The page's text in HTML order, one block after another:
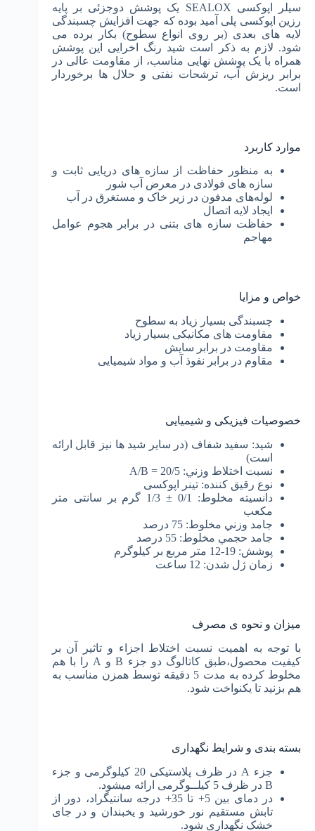
سیلر اپوکسی SEALOX یک پوشش دوجزئی بر پایه
رزین اپوکسی پلی آمید بوده که جهت افزایش چسبندگی
لایه های بعدی (بر روی انواع سطوح) بکار برده می
شود. لازم به ذکر است شید رنگ اخرایی این پوشش
همراه با یک پوشش نهایی مناسب، از مقاومت عالی در
برابر ریزش آب، ترشحات نفتی و حلال ها برخوردار
است.
موارد کاربرد
به منظور حفاظت از سازه های دریایی ثابت و
سازه های فولادی در معرض آب شور
لوله‌های مدفون در زیر خاک و مستغرق در آب
ایجاد لایه اتصال
حفاظت سازه های بتنی در برابر هجوم عوامل
مهاجم
خواص و مزایا
چسبندگی بسیار زیاد به سطوح
مقاومت های مکانیکی بسیار زیاد
مقاومت در برابر سایش
مقاوم در برابر نفوذ آب و مواد شیمیایی
خصوصیات فیزیکی و شیمیایی
شید: سفید شفاف (در سایر شید ها نیز قابل ارائه
است)
نسبت اختلاط وزني: 20/5 = A/B
نوع رقيق کننده: تينر اپوکسی
دانسيته مخلوط: 0/1 ± 1/3 گرم بر سانتی متر
مکعب
جامد وزني مخلوط: 75 درصد
جامد حجمي مخلوط: 55 درصد
پوشش: 19-12 متر مربع بر کیلوگرم
زمان ژل شدن: 12 ساعت
میزان و نحوه ی مصرف
با توجه به اهميت نسبت اختلاط اجزاء و تاثير آن بر
کيفيت محصول،طبق کاتالوگ دو جزء B و A را با هم
مخلوط کرده به مدت 5 دقيقه توسط همزن مناسب به
هم بزنید تا يکنواخت شود.
بسته بندی و شرایط نگهداری
جزء A در ظرف پلاستیکی 20 کیلوگرمی و جزء
B در ظرف 5 کیلــوگرمی ارائه می­شود.
در دمای بین 5+ تا 35+ درجه سانتیگراد، دور از
تابش مستقیم نور خورشید و یخبندان و در جای
خشک نگهداری شود.